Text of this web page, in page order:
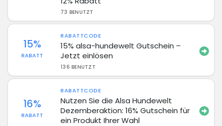
73 BENUTZT
15%
RABATT
RABATTCODE
15% alsa-hundewelt Gutschein –
Jetzt einlösen
136 BENUTZT
16%
RABATT
RABATTCODE
Nutzen Sie die Alsa Hundewelt
Dezemberaktion: 16% Gutschein für
ein Produkt Ihrer Wahl